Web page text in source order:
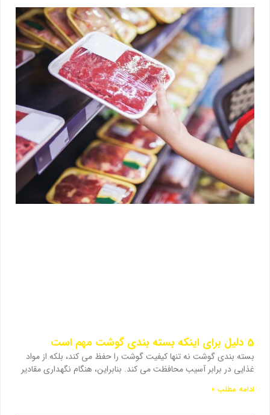
5 دلیل برای اینکه بسته بندی گوشت مهم است
بسته بندی گوشت نه تنها کیفیت گوشت را حفظ می کند، بلکه از مواد
غذایی در برابر آسیب محافظت می کند. بنابراین، هنگام نگهداری مقادیر
ادامه مطلب »